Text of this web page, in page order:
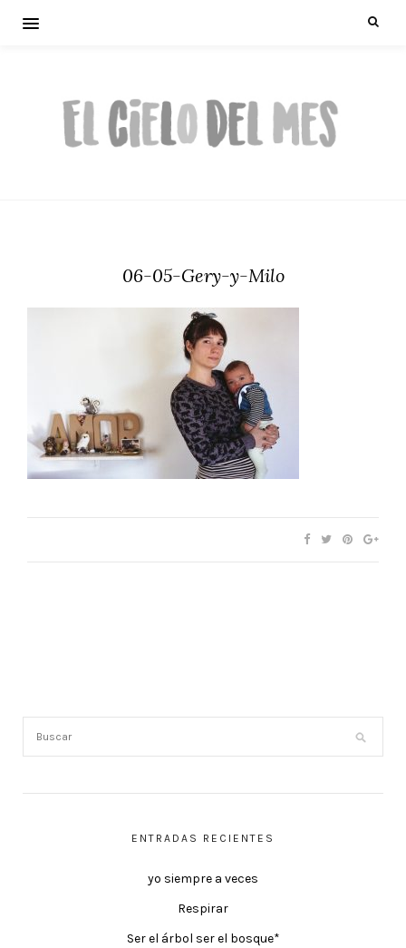
06-05-Gery-y-Milo
ENTRADAS RECIENTES
yo siempre a veces
Respirar
Ser el árbol ser el bosque*